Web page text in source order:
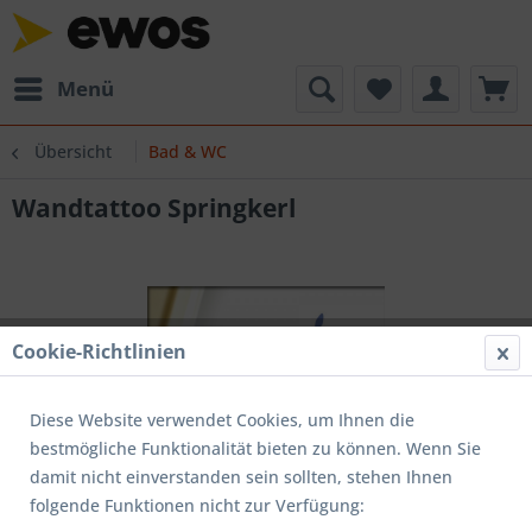
Menü
Übersicht Bad & WC
Wandtattoo Springkerl
Cookie-Richtlinien
Diese Website verwendet Cookies, um Ihnen die
bestmögliche Funktionalität bieten zu können. Wenn Sie
damit nicht einverstanden sein sollten, stehen Ihnen
folgende Funktionen nicht zur Verfügung: